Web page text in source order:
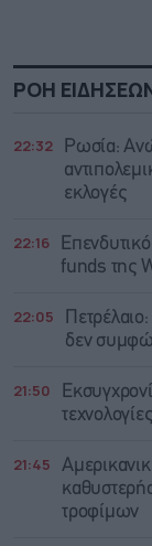
ΡΟΗ
22:32
Ρωσία:
εκλογές
22:16
funds της
22:05
δεν
21:50
21:45
τροφίμων